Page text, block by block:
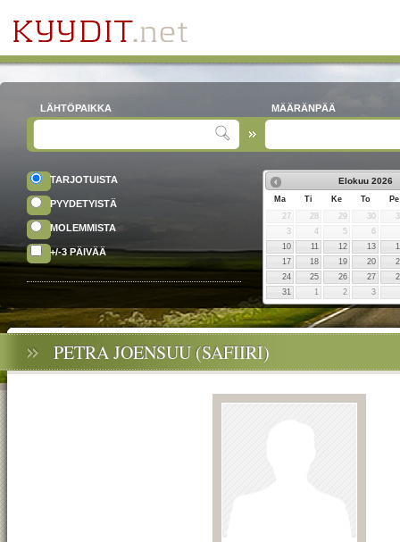
LÄHTÖPAIKKA MÄÄRÄNPÄÄ
TARJOTUISTA
PYYDETYISTÄ
MOLEMMISTA
+/-3 PÄIVÄÄ
Elokuu 2026
Ma Ti Ke To
Pe
27
28 29 30
3
4 5
6
10
11 12 13
17
18 19 20
24
25 26 27
31
1 2 3
PETRA JOENSUU (SAFIIRI)